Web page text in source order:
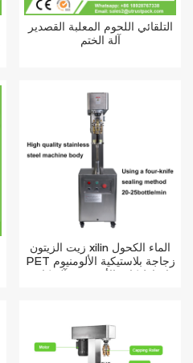
التلقائي اللحوم المعلبة القصدير
آلة الختم
زيت الزيتون xilin الماء الكحول
PET زجاجة بلاستيكية الألومنيوم